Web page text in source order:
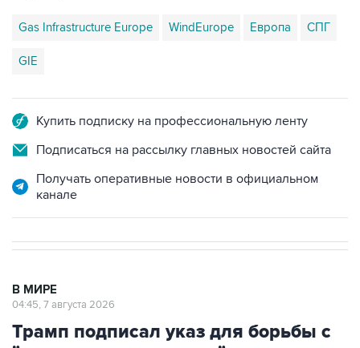
Gas Infrastructure Europe WindEurope Европа СПГ
GIE
Купить подписку на профессиональную ленту
Подписаться на рассылку главных новостей сайта
Получать оперативные новости в официальном
канале
В МИРЕ
04:45, 7 августа 2026
Трамп подписал указ для борьбы с